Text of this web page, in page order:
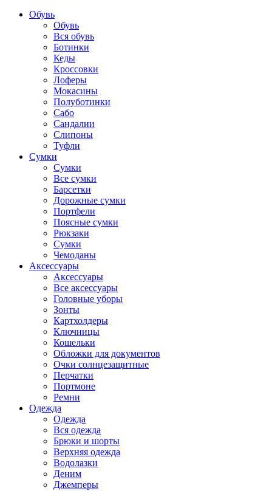
Обувь
Обувь
Вся обувь
Ботинки
Кеды
Кроссовки
Лоферы
Мокасины
Полуботинки
Сабо
Сандалии
Слипоны
Туфли
Сумки
Сумки
Все сумки
Барсетки
Дорожные сумки
Портфели
Поясные сумки
Рюкзаки
Сумки
Чемоданы
Аксессуары
Аксессуары
Все аксессуары
Головные уборы
Зонты
Картхолдеры
Ключницы
Кошельки
Обложки для документов
Очки солнцезащитные
Перчатки
Портмоне
Ремни
Одежда
Одежда
Вся одежда
Брюки и шорты
Верхняя одежда
Водолазки
Деним
Джемперы